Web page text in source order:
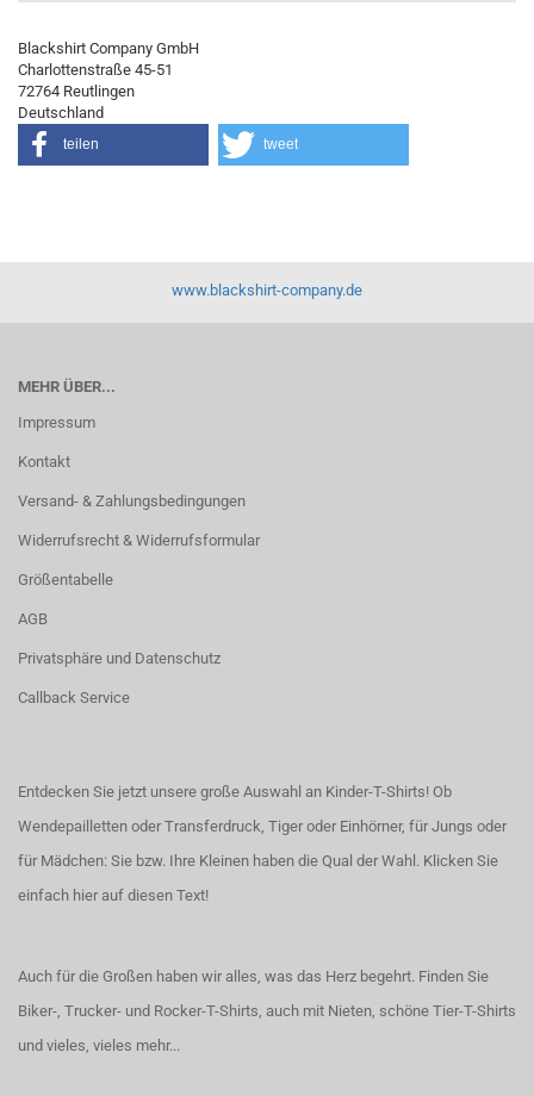
Blackshirt Company GmbH
Charlottenstraße 45-51
72764 Reutlingen
Deutschland
teilen tweet
www.blackshirt-company.de
MEHR ÜBER...
Impressum
Kontakt
Versand- & Zahlungsbedingungen
Widerrufsrecht & Widerrufsformular
Größentabelle
AGB
Privatsphäre und Datenschutz
Callback Service
Entdecken Sie jetzt unsere große Auswahl an Kinder-T-Shirts! Ob
Wendepailletten oder Transferdruck, Tiger oder Einhörner, für Jungs oder
für Mädchen: Sie bzw. Ihre Kleinen haben die Qual der Wahl. Klicken Sie
einfach hier auf diesen Text!
Auch für die Großen haben wir alles, was das Herz begehrt. Finden Sie
Biker-, Trucker- und Rocker-T-Shirts, auch mit Nieten, schöne Tier-T-Shirts
und vieles, vieles mehr...